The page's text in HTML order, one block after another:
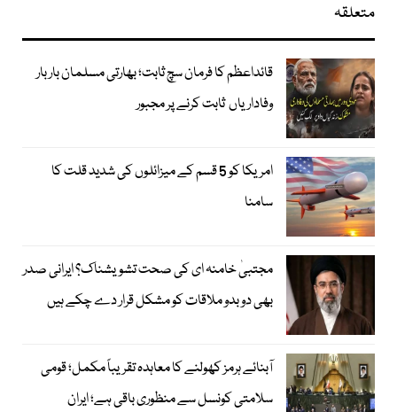
متعلقہ
قائداعظم کا فرمان سچ ثابت؛ بھارتی مسلمان بار بار
وفاداریاں ثابت کرنے پر مجبور
امریکا کو 5 قسم کے میزائلوں کی شدید قلت کا
سامنا
مجتبیٰ خامنہ ای کی صحت تشویشناک؟ ایرانی صدر
بھی دوبدو ملاقات کو مشکل قرار دے چکے ہیں
آبنائے ہرمز کھولنے کا معاہدہ تقریباً مکمل؛ قومی
سلامتی کونسل سے منظوری باقی ہے؛ ایران